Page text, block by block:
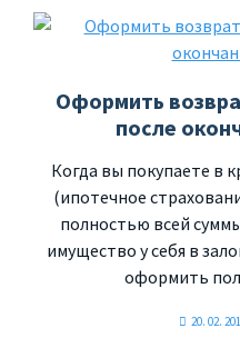
Оформить
после
Когда вы покупаете в
(ипотечное
полностью всей
имущество у себя в
оформить
20. 02.